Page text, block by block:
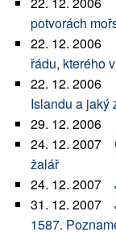
potvorách
22. 12. 2006
řádu, kterého
22. 12. 2006
Islandu a jaký
29. 12. 2006
24. 12. 2007
žalář
24. 12. 2007
31. 12. 2007
1587.